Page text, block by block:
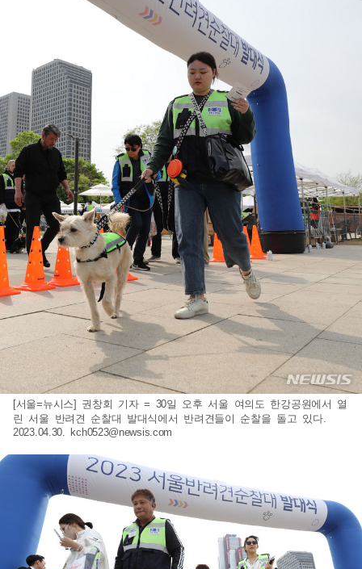
[서울=뉴시스] 권창회 기자 = 30일 오후 서울 여의도 한강공원에서 열
린 서울 반려견 순찰대 발대식에서 반려견들이 순찰을 돌고 있다.
2023.04.30. kch0523@newsis.com